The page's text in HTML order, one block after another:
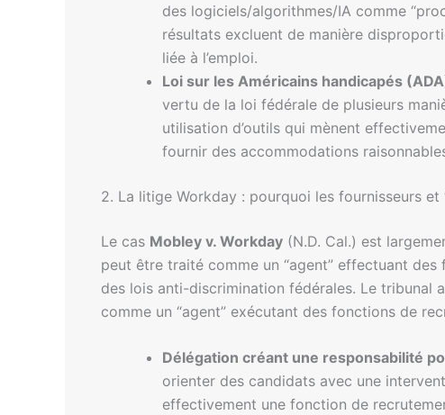
des logiciels/algorithmes/IA comme
résultats excluent de manière
liée à l’emploi.
Loi sur les Américains handicapés
vertu de la loi fédérale de plusieurs
utilisation d’outils qui mènent
fournir des accommodations
2. La litige Workday : pourquoi les fournisseurs
Le cas Mobley v. Workday (N.D. Cal.) est
peut être traité comme un “agent” effectuant
des lois anti-discrimination fédérales. Le tribunal
comme un “agent” exécutant des fonctions de
Délégation créant une responsabilité
orienter des candidats avec une
effectivement une fonction de